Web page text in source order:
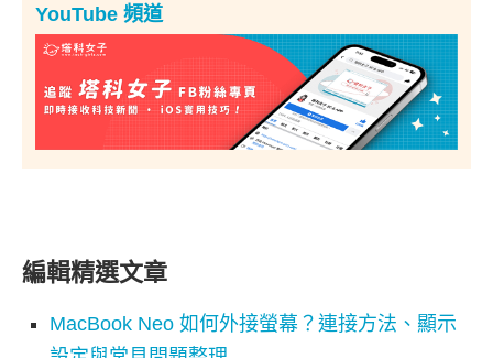
YouTube 頻道
編輯精選文章
MacBook Neo 如何外接螢幕？連接方法、顯示